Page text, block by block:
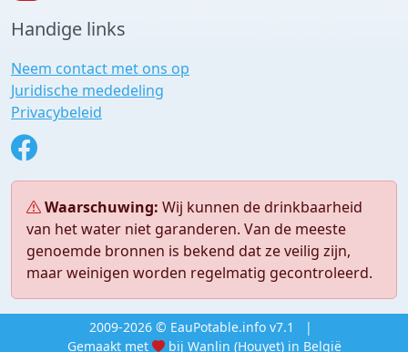
Handige links
Neem contact met ons op
Juridische mededeling
Privacybeleid
Waarschuwing: Wij kunnen de drinkbaarheid
van het water niet garanderen. Van de meeste
genoemde bronnen is bekend dat ze veilig zijn,
maar weinigen worden regelmatig gecontroleerd.
2009-2026 © EauPotable.info v7.1
|
Gemaakt met
bij Wanlin (Houyet) in België